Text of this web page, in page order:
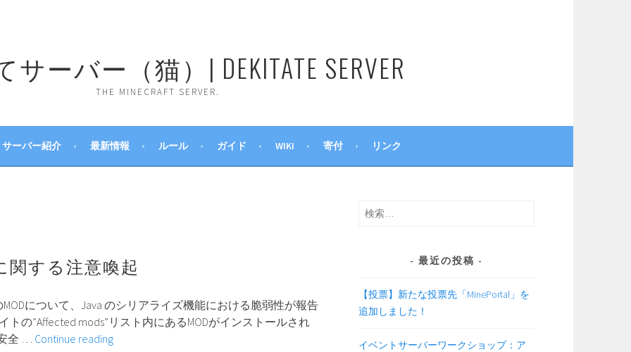
ーバー（猫）| DEKITATE SERVER
THE MINECRAFT SERVER.
サーバー紹介 最新情報 ルール ガイド WIKI 寄付 リンク
関する注意喚起
MODについて、Java のシリアライズ機能における脆弱性が報告
トの”Affected mods”リスト内にあるMODがインストールされ
全 … Continue readingMOD
検
最近の投稿
【投票】新たな投票先「MinePortal」を
追加しました！
イベントサーバーワークショップ：ア